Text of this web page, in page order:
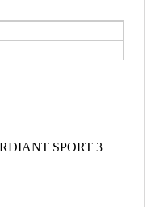
SPORT 3